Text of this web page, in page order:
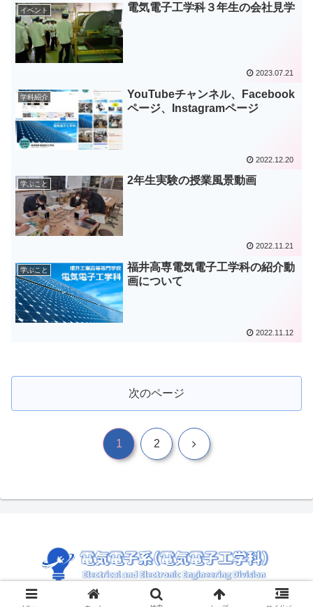
イベント 電気電子工学科３年生の会社見学
2023.07.21
学科紹介
YouTubeチャンネル、Facebook
ページ、Instagramページ
2022.12.20
学ぶこと 2年生実験の授業風景動画
2022.11.21
学ぶこと
福井高専電気電子工学科の紹介動
画について
2022.11.12
次のページ
1 2 次
© 2021 電気電子工学科.